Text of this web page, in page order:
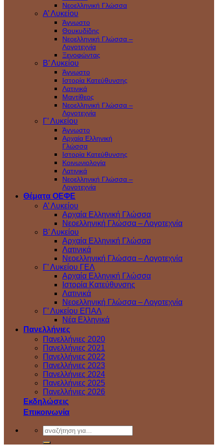
Νεοελληνική Γλώσσα
Α’ Λυκείου
Άγνωστο
Θουκυδίδης
Νεοελληνική Γλώσσα –
Λογοτεχνία
Ξενοφώντας
Β’ Λυκείου
Άγνωστο
Ιστορία Κατεύθυνσης
Λατινικά
Μαντίθεος
Νεοελληνική Γλώσσα –
Λογοτεχνία
Γ’ Λυκείου
Άγνωστο
Αρχαία Ελληνική
Γλώσσα
Ιστορία Κατεύθυνσης
Κοινωνιολογία
Λατινικά
Νεοελληνική Γλώσσα –
Λογοτεχνία
Θέματα ΟΕΦΕ
Α’ Λυκείου
Αρχαία Ελληνική Γλώσσα
Νεοελληνική Γλώσσα – Λογοτεχνία
Β’ Λυκείου
Αρχαία Ελληνική Γλώσσα
Λατινικά
Νεοελληνική Γλώσσα – Λογοτεχνία
Γ’ Λυκείου ΓΕΛ
Αρχαία Ελληνική Γλώσσα
Ιστορία Κατεύθυνσης
Λατινικά
Νεοελληνική Γλώσσα – Λογοτεχνία
Γ’ Λυκείου ΕΠΑΛ
Νέα Ελληνικά
Πανελλήνιες
Πανελλήνιες 2020
Πανελλήνιες 2021
Πανελλήνιες 2022
Πανελλήνιες 2023
Πανελλήνιες 2024
Πανελλήνιες 2025
Πανελλήνιες 2026
Εκδηλώσεις
Επικοινωνία